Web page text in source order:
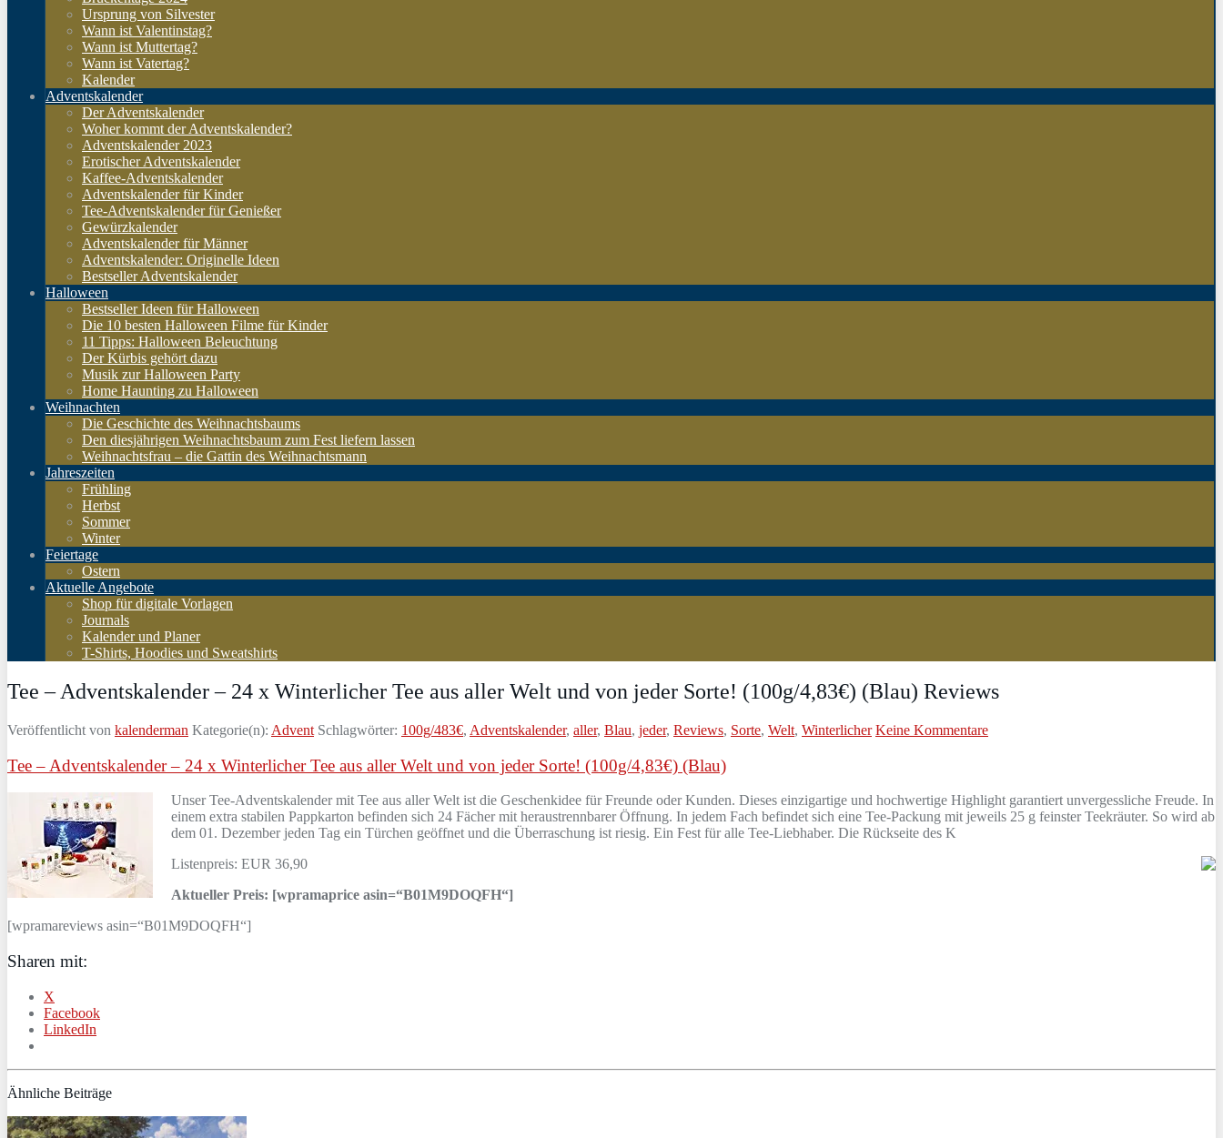
Ursprung von Silvester
Wann ist Valentinstag?
Wann ist Muttertag?
Wann ist Vatertag?
Kalender
Adventskalender
Der Adventskalender
Woher kommt der Adventskalender?
Adventskalender 2023
Erotischer Adventskalender
Kaffee-Adventskalender
Adventskalender für Kinder
Tee-Adventskalender für Genießer
Gewürzkalender
Adventskalender für Männer
Adventskalender: Originelle Ideen
Bestseller Adventskalender
Halloween
Bestseller Ideen für Halloween
Die 10 besten Halloween Filme für Kinder
11 Tipps: Halloween Beleuchtung
Der Kürbis gehört dazu
Musik zur Halloween Party
Home Haunting zu Halloween
Weihnachten
Die Geschichte des Weihnachtsbaums
Den diesjährigen Weihnachtsbaum zum Fest liefern lassen
Weihnachtsfrau – die Gattin des Weihnachtsmann
Jahreszeiten
Frühling
Herbst
Sommer
Winter
Feiertage
Ostern
Aktuelle Angebote
Shop für digitale Vorlagen
Journals
Kalender und Planer
T-Shirts, Hoodies und Sweatshirts
Tee – Adventskalender – 24 x Winterlicher Tee aus aller Welt und von jeder Sorte! (100g/4,83€) (Blau) Reviews
Veröffentlicht von kalenderman Kategorie(n): Advent Schlagwörter: 100g/483€, Adventskalender, aller, Blau, jeder, Reviews, Sorte, Welt, Winterlicher Keine Kommentare
Tee – Adventskalender – 24 x Winterlicher Tee aus aller Welt und von jeder Sorte! (100g/4,83€) (Blau)
Unser Tee-Adventskalender mit Tee aus aller Welt ist die Geschenkidee für Freunde oder Kunden. Dieses einzigartige und hochwertige Highlight garantiert unvergessliche Freude. In
einem extra stabilen Pappkarton befinden sich 24 Fächer mit heraustrennbarer Öffnung. In jedem Fach befindet sich eine Tee-Packung mit jeweils 25 g feinster Teekräuter. So wird ab
dem 01. Dezember jeden Tag ein Türchen geöffnet und die Überraschung ist riesig. Ein Fest für alle Tee-Liebhaber. Die Rückseite des K
Listenpreis: EUR 36,90
Aktueller Preis: [wpramaprice asin=“B01M9DOQFH“]
[wpramareviews asin=“B01M9DOQFH“]
Sharen mit:
X
Facebook
LinkedIn
Ähnliche Beiträge